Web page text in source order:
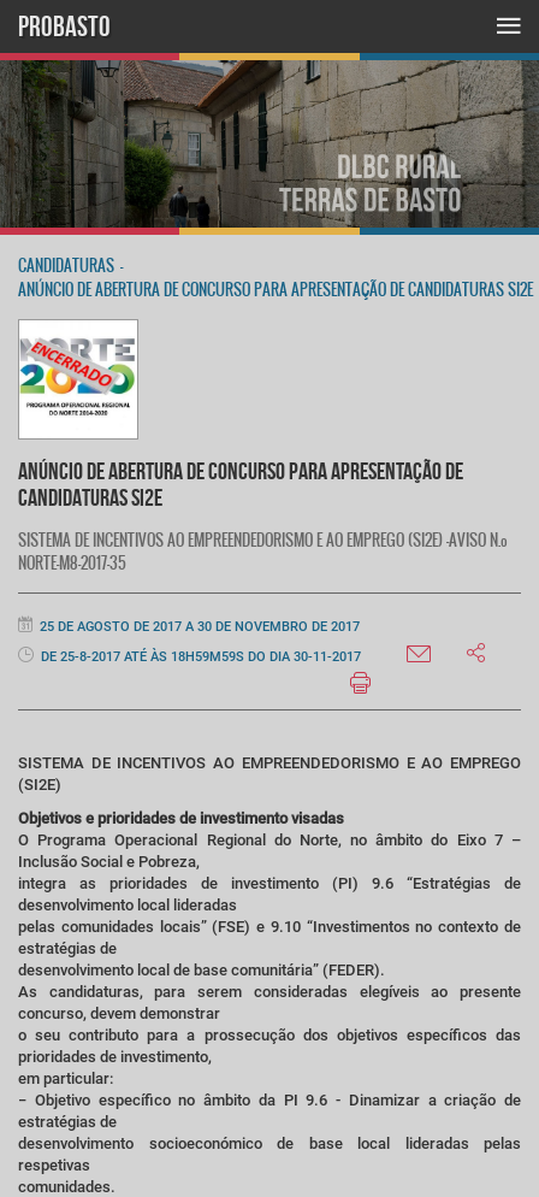
PROBASTO
CANDIDATURAS -
ANÚNCIO DE ABERTURA DE CONCURSO PARA APRESENTAÇÃO DE CANDIDATURAS SI2E
ANÚNCIO DE ABERTURA DE CONCURSO PARA APRESENTAÇÃO DE
CANDIDATURAS SI2E
SISTEMA DE INCENTIVOS AO EMPREENDEDORISMO E AO EMPREGO (SI2E) -AVISO N.º
NORTE-M8-2017-35
25 DE AGOSTO DE 2017 A 30 DE NOVEMBRO DE 2017
DE 25-8-2017 ATÉ ÀS 18H59M59S DO DIA 30-11-2017
SISTEMA DE INCENTIVOS AO EMPREENDEDORISMO E AO EMPREGO
(SI2E)
Objetivos e prioridades de investimento visadas
O Programa Operacional Regional do Norte, no âmbito do Eixo 7 –
Inclusão Social e Pobreza,
integra as prioridades de investimento (PI) 9.6 “Estratégias de
desenvolvimento local lideradas
pelas comunidades locais” (FSE) e 9.10 “Investimentos no contexto de
estratégias de
desenvolvimento local de base comunitária” (FEDER).
As candidaturas, para serem consideradas elegíveis ao presente
concurso, devem demonstrar
o seu contributo para a prossecução dos objetivos específicos das
prioridades de investimento,
em particular:
− Objetivo específico no âmbito da PI 9.6 - Dinamizar a criação de
estratégias de
desenvolvimento socioeconómico de base local lideradas pelas
respetivas
comunidades.